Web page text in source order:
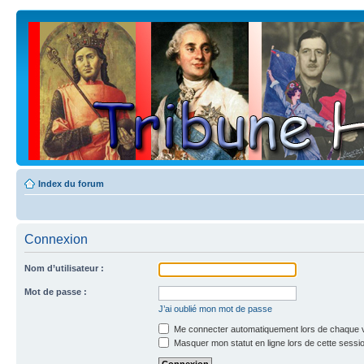
Index du forum
Connexion
Nom d’utilisateur :
Mot de passe :
J’ai oublié mon mot de passe
Me connecter automatiquement lors de chaque
Masquer mon statut en ligne lors de cette